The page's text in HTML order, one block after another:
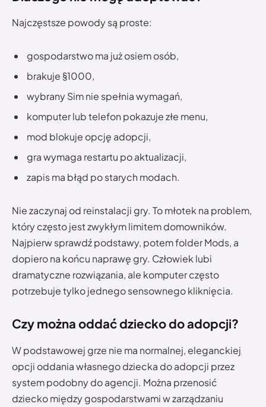
Najczęstsze powody są proste:
gospodarstwo ma już osiem osób,
brakuje §1000,
wybrany Sim nie spełnia wymagań,
komputer lub telefon pokazuje złe menu,
mod blokuje opcję adopcji,
gra wymaga restartu po aktualizacji,
zapis ma błąd po starych modach.
Nie zaczynaj od reinstalacji gry. To młotek na problem,
który często jest zwykłym limitem domowników.
Najpierw sprawdź podstawy, potem folder Mods, a
dopiero na końcu naprawę gry. Człowiek lubi
dramatyczne rozwiązania, ale komputer często
potrzebuje tylko jednego sensownego kliknięcia.
Czy można oddać dziecko do adopcji?
W podstawowej grze nie ma normalnej, eleganckiej
opcji oddania własnego dziecka do adopcji przez
system podobny do agencji. Można przenosić
dziecko między gospodarstwami w zarządzaniu